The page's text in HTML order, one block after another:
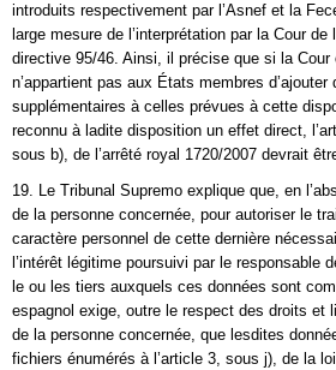
introduits respectivement par l’Asnef et la
large mesure de l’interprétation par la Cour
directive 95/46. Ainsi, il précise que si la Cour
n’appartient pas aux États membres d’ajouter
supplémentaires à celles prévues à cette
reconnu à ladite disposition un effet direct,
sous b), de l’arrêté royal 1720/2007 devrait
19. Le Tribunal Supremo explique que, en
de la personne concernée, pour autoriser le
caractère personnel de cette dernière
l’intérêt légitime poursuivi par le responsable
le ou les tiers auxquels ces données sont
espagnol exige, outre le respect des droits et
de la personne concernée, que lesdites
fichiers énumérés à l’article 3, sous j), de la